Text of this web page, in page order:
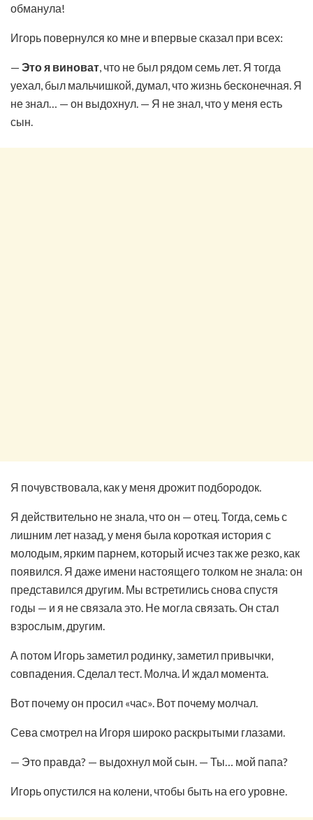
обманула!
Игорь повернулся ко мне и впервые сказал при всех:
— Это я виноват, что не был рядом семь лет. Я тогда
уехал, был мальчишкой, думал, что жизнь бесконечная. Я
не знал… — он выдохнул. — Я не знал, что у меня есть
сын.
Я почувствовала, как у меня дрожит подбородок.
Я действительно не знала, что он — отец. Тогда, семь с
лишним лет назад, у меня была короткая история с
молодым, ярким парнем, который исчез так же резко, как
появился. Я даже имени настоящего толком не знала: он
представился другим. Мы встретились снова спустя
годы — и я не связала это. Не могла связать. Он стал
взрослым, другим.
А потом Игорь заметил родинку, заметил привычки,
совпадения. Сделал тест. Молча. И ждал момента.
Вот почему он просил «час». Вот почему молчал.
Сева смотрел на Игоря широко раскрытыми глазами.
— Это правда? — выдохнул мой сын. — Ты… мой папа?
Игорь опустился на колени, чтобы быть на его уровне.